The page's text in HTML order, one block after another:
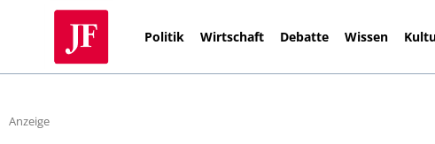
Politik Wirtschaft Debatte Wissen
Anzeige